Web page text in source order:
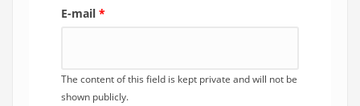
E-mail *
The content of this field is kept private and will not be
shown publicly.